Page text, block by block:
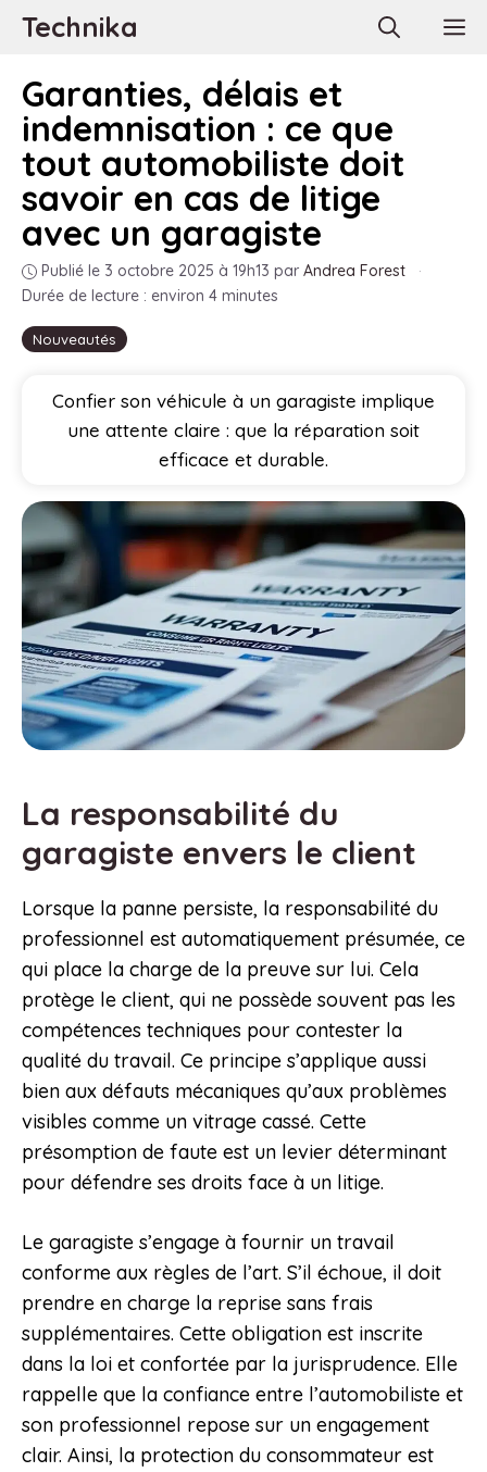
AllerTechnika
Nouveautés
Garanties, délais et
indemnisation : ce que
tout automobiliste doit
savoir en cas de litige
avec un garagiste
Publié le 3 octobre 2025 à 19h13 par Andrea Forest
·
Durée de lecture : environ 4 minutes
Confier son véhicule à un garagiste implique
une attente claire : que la réparation soit
efficace et durable.
La responsabilité du
garagiste envers le client
Lorsque la panne persiste, la responsabilité du
professionnel est automatiquement présumée, ce
qui place la charge de la preuve sur lui. Cela
protège le client, qui ne possède souvent pas les
compétences techniques pour contester la
qualité du travail. Ce principe s’applique aussi
bien aux défauts mécaniques qu’aux problèmes
visibles comme un vitrage cassé. Cette
présomption de faute est un levier déterminant
pour défendre ses droits face à un litige.
Le garagiste s’engage à fournir un travail
conforme aux règles de l’art. S’il échoue, il doit
prendre en charge la reprise sans frais
supplémentaires. Cette obligation est inscrite
dans la loi et confortée par la jurisprudence. Elle
rappelle que la confiance entre l’automobiliste et
son professionnel repose sur un engagement
clair. Ainsi, la protection du consommateur est